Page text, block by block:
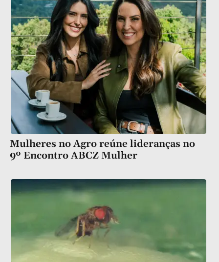
Mulheres no Agro reúne lideranças no
9º Encontro ABCZ Mulher